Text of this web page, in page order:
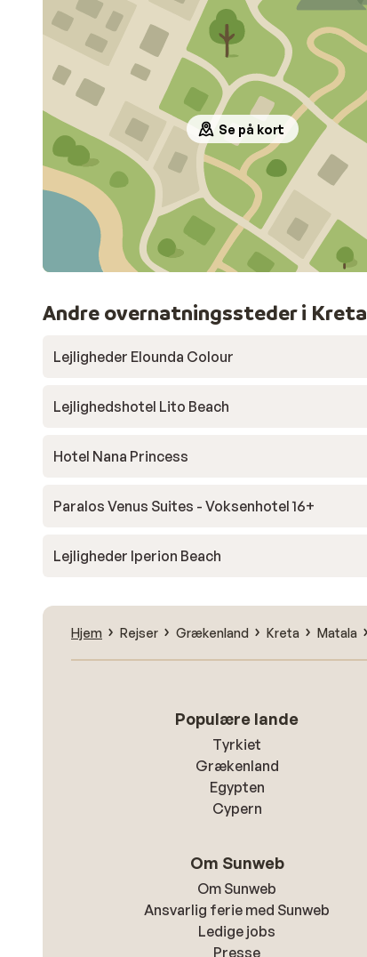
Se på kort
Andre overnatningssteder i Kreta
Lejligheder Elounda Colour
Lejlighedshotel Lito Beach
Hotel Nana Princess
Paralos Venus Suites - Voksenhotel 16+
Lejligheder Iperion Beach
Hjem Rejser Grækenland Kreta Matala
Populære lande
Tyrkiet
Grækenland
Egypten
Cypern
Om Sunweb
Om Sunweb
Ansvarlig ferie med Sunweb
Ledige jobs
Presse